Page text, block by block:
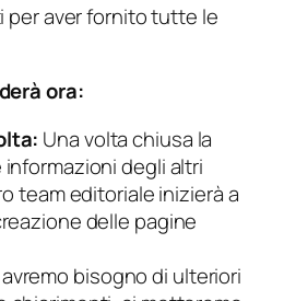
per aver fornito tutte le
ora:
Una volta chiusa la
degli altri
team editoriale inizierà a
delle pagine
bisogno di ulteriori